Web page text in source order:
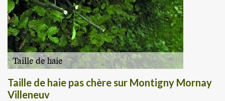
Taille de haie pas chère sur Montigny Mornay
Villeneuv